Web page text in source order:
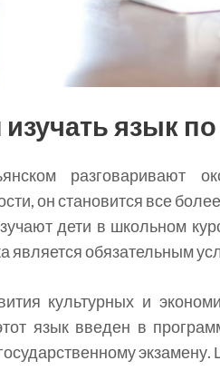
язык
разговаривают
он становится все
дети в школьном
является обязательным
культурных и
язык введен в